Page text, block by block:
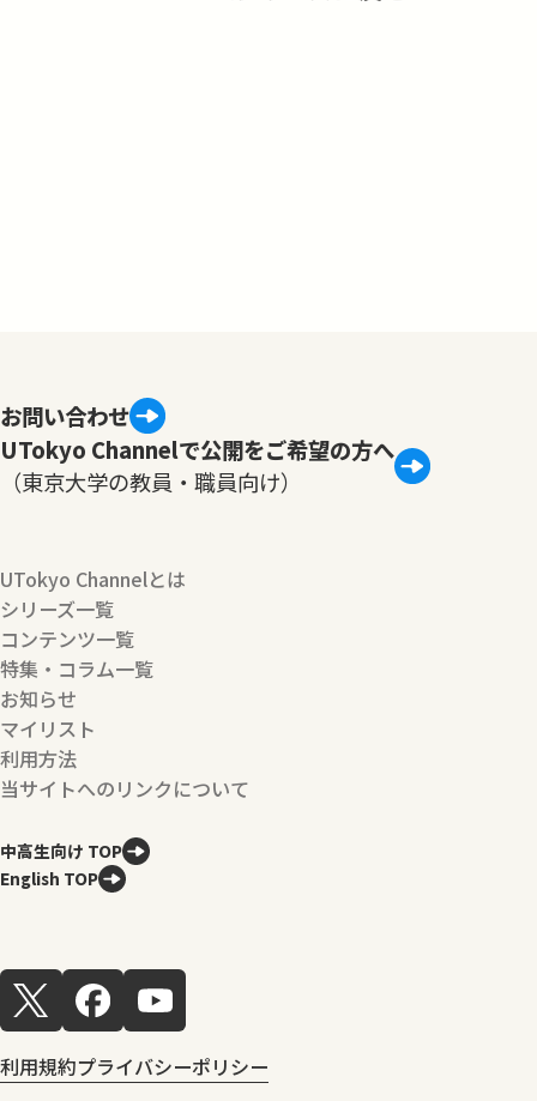
お問い合わせ
UTokyo Channelで公開をご希望の方へ
（東京大学の教員・職員向け）
UTokyo Channelとは
シリーズ一覧
コンテンツ一覧
特集・コラム一覧
お知らせ
マイリスト
利用方法
当サイトへのリンクについて
中高生向け TOP
English TOP
利用規約プライバシーポリシー